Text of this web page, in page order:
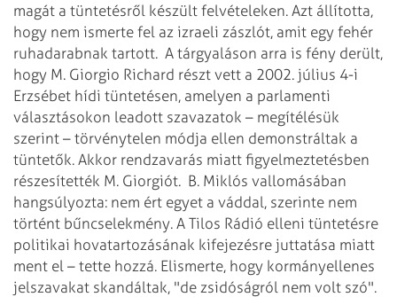
magát a tüntetésről készült felvételeken. Azt állította,
hogy nem ismerte fel az izraeli zászlót, amit egy fehér
ruhadarabnak tartott. A tárgyaláson arra is fény derült,
hogy M. Giorgio Richard részt vett a 2002. július 4-i
Erzsébet hídi tüntetésen, amelyen a parlamenti
választásokon leadott szavazatok – megítélésük
szerint – törvénytelen módja ellen demonstráltak a
tüntetők. Akkor rendzavarás miatt figyelmeztetésben
részesítették M. Giorgiót. B. Miklós vallomásában
hangsúlyozta: nem ért egyet a váddal, szerinte nem
történt bűncselekmény. A Tilos Rádió elleni tüntetésre
politikai hovatartozásának kifejezésre juttatása miatt
ment el – tette hozzá. Elismerte, hogy kormányellenes
jelszavakat skandáltak, "de zsidóságról nem volt szó".